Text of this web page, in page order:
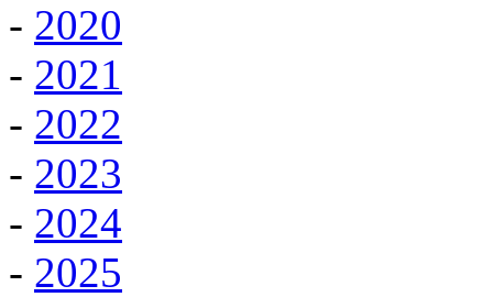
- 2020
- 2021
- 2022
- 2023
- 2024
- 2025